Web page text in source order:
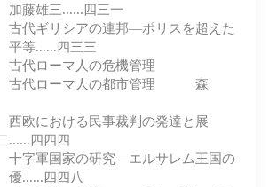
雄三......四三一
ギリシアの連邦―ポリスを超えた
......四三三
ローマ人の危機管理
代ローマ人の都市管理 森
における民事裁判の発達と展
四四四
軍国家の研究―エルサレム王国の
四四八